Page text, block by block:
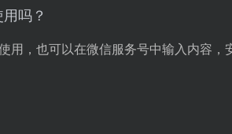
吗？
用，也可以在微信服务号中输入内容